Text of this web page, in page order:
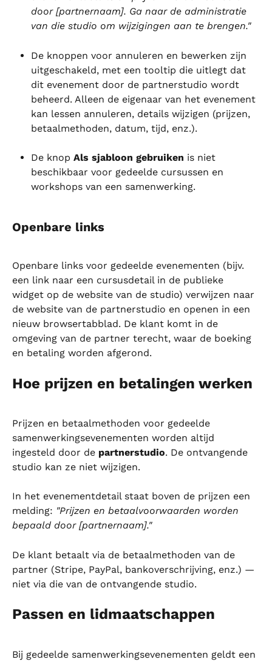
door [partnernaam]. Ga naar de administratie
van die studio om wijzigingen aan te brengen."
De knoppen voor annuleren en bewerken zijn
uitgeschakeld, met een tooltip die uitlegt dat
dit evenement door de partnerstudio wordt
beheerd. Alleen de eigenaar van het evenement
kan lessen annuleren, details wijzigen (prijzen,
betaalmethoden, datum, tijd, enz.).
De knop Als sjabloon gebruiken is niet
beschikbaar voor gedeelde cursussen en
workshops van een samenwerking.
Openbare links
Openbare links voor gedeelde evenementen (bijv.
een link naar een cursusdetail in de publieke
widget op de website van de studio) verwijzen naar
de website van de partnerstudio en openen in een
nieuw browsertabblad. De klant komt in de
omgeving van de partner terecht, waar de boeking
en betaling worden afgerond.
Hoe prijzen en betalingen werken
Prijzen en betaalmethoden voor gedeelde
samenwerkingsevenementen worden altijd
ingesteld door de partnerstudio. De ontvangende
studio kan ze niet wijzigen.
In het evenementdetail staat boven de prijzen een
melding: "Prijzen en betaalvoorwaarden worden
bepaald door [partnernaam]."
De klant betaalt via de betaalmethoden van de
partner (Stripe, PayPal, bankoverschrijving, enz.) —
niet via die van de ontvangende studio.
Passen en lidmaatschappen
Bij gedeelde samenwerkingsevenementen geldt een